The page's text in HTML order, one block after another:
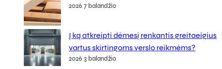
2026 7 balandžio
Į ką atkreipti dėmesį renkantis greitaeigius
vartus skirtingoms verslo reikmėms?
2026 3 balandžio